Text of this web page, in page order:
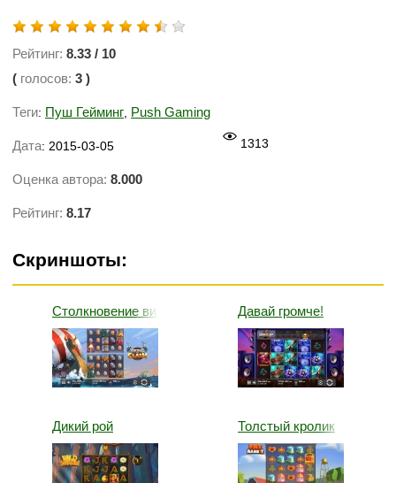
Рейтинг: 8.33 / 10
( голосов: 3 )
Теги: Пуш Гейминг Push Gaming
Дата: 2015-03-05 1313
Оценка автора: 8.000
Рейтинг: 8.17
Скриншоты:
Столкновение викингов Давай громче!
Дикий рой Толстый кролик